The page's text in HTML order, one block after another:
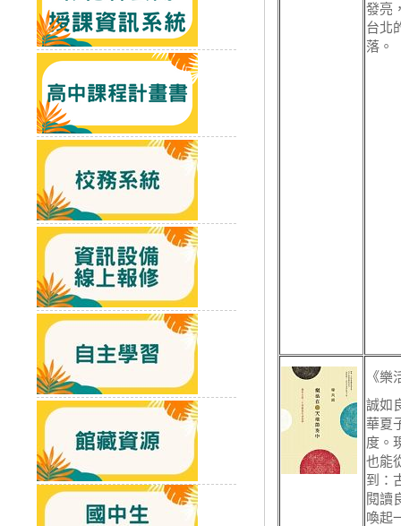
發亮
台北
落。
《
誠如
華夏
度。
也能
到：
閱讀
喚起